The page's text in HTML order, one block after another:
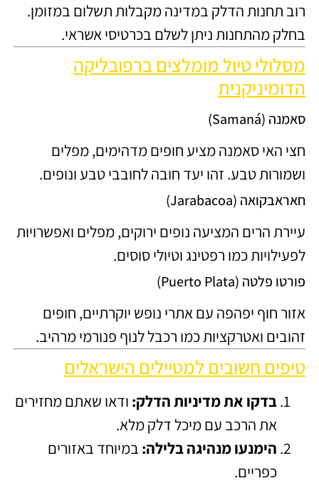
רוב תחנות הדלק במדינה מקבלות תשלום במזומן.
בחלק מהתחנות ניתן לשלם בכרטיסי אשראי.
מסלולי טיול מומלצים ברפובליקה
הדומיניקנית
סאמנה (Samaná)
חצי האי סאמנה מציע חופים מדהימים, מפלים
ושמורות טבע. זהו יעד חובה לחובבי טבע ונופים.
חאראבקואה (Jarabacoa)
עיירת הרים המציעה נופים ירוקים, מפלים ואפשרויות
לפעילויות כמו רפטינג וטיולי סוסים.
פורטו פלטה (Puerto Plata)
אזור חוף יפהפה עם אתרי נופש יוקרתיים, חופים
זהובים ואטרקציות כמו רכבל לנוף פנורמי מרהיב.
טיפים חשובים למטיילים הישראלים
בדקו את מדיניות הדלק: ודאו שאתם מחזירים
את הרכב עם מיכל דלק מלא.
הימנעו מנהיגה בלילה: במיוחד באזורים
כפריים.